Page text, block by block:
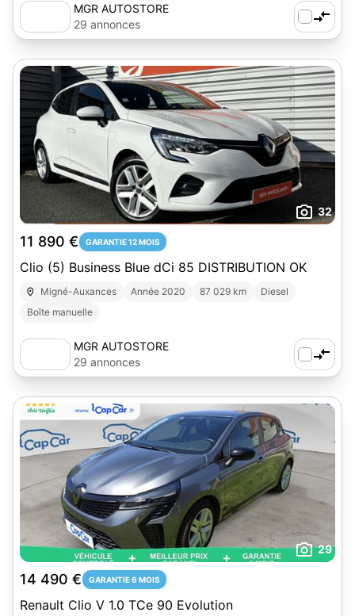
MGR AUTOSTORE
29 annonces
32
11 890 € GARANTIE 12 MOIS
Clio (5) Business Blue dCi 85 DISTRIBUTION OK
Migné-Auxances Année 2020 87 029 km
Diesel
Boîte manuelle
MGR AUTOSTORE
29 annonces
29
14 490 € GARANTIE 6 MOIS
Renault Clio V 1.0 TCe 90 Evolution